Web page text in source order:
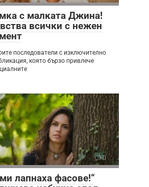
с малката Джина!
всички с нежен
последователи с изключително
която бързо привлече
0
лапнаха фасове!“